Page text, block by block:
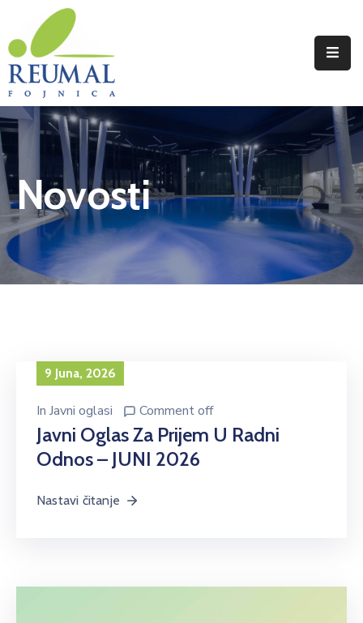
Naslovna
Reumal
Liječenje
Programi
Wellness
Novosti
Novosti
9 Juna, 2026
In Javni oglasi Comment off
Javni Oglas Za Prijem U Radni
Odnos – JUNI 2026
Nastavi čitanje